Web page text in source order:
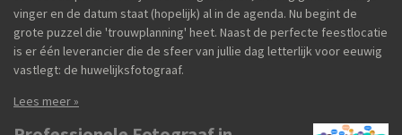
vinger en de datum staat (hopelijk) al in de agenda. Nu begint de
grote puzzel die 'trouwplanning' heet. Naast de perfecte feestlocatie
is er één leverancier die de sfeer van jullie dag letterlijk voor eeuwig
vastlegt: de huwelijksfotograaf.
Lees meer »